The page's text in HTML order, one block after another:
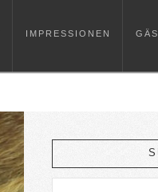
IMPRESSIONEN